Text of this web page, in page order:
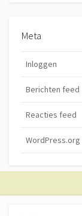
Meta
Inloggen
Berichten feed
Reacties feed
WordPress.org